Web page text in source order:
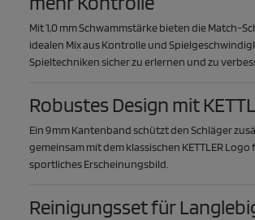
Mit 1,0 mm Schwammstärke bieten die Match-
idealen Mix aus Kontrolle und
Spieltechniken sicher zu erlernen und zu
Robustes Design mit
Ein 9 mm Kantenband schützt den Schläger
gemeinsam mit dem klassischen KETTLER Logo
sportliches Erscheinungsbild.
Reinigungsset für